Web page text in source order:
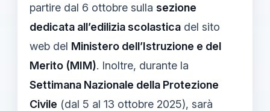
partire dal 6 ottobre sulla sezione
dedicata all’edilizia scolastica del sito
web del Ministero dell’Istruzione e del
Merito (MIM). Inoltre, durante la
Settimana Nazionale della Protezione
Civile (dal 5 al 13 ottobre 2025), sarà